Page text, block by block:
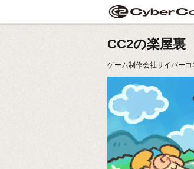
CC2の楽屋裏
ゲーム制作会社サイバー